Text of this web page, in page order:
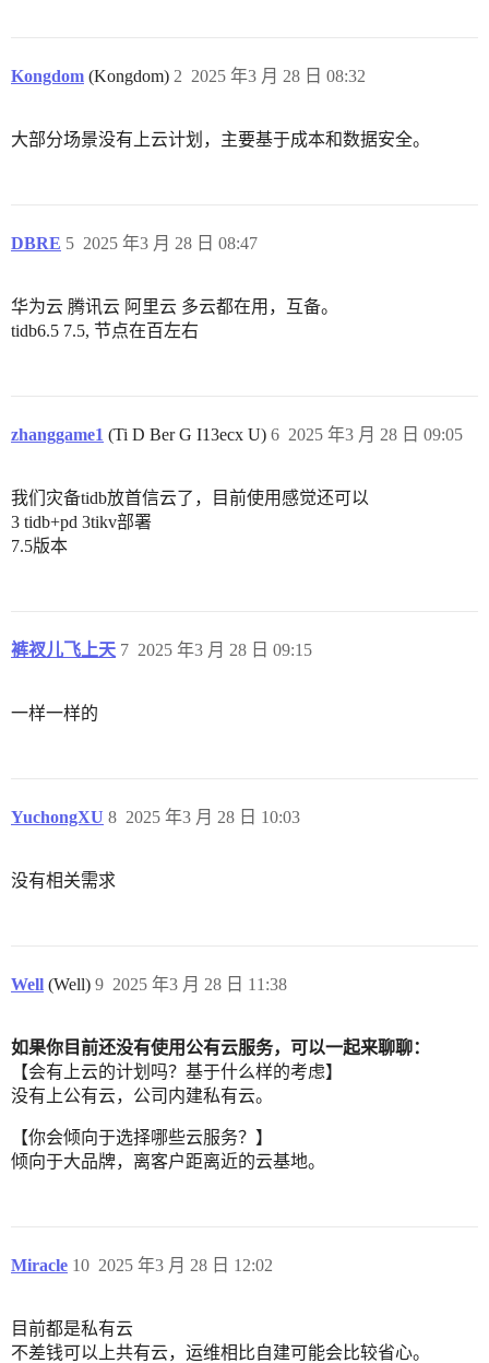
Kongdom (Kongdom) 2025 年3 月 28 日 08:32
2
大部分场景没有上云计划，主要基于成本和数据安全。
DBRE 2025 年3 月 28 日 08:47
5
华为云 腾讯云 阿里云 多云都在用，互备。
tidb6.5 7.5, 节点在百左右
zhanggame1 (Ti D Ber G I13ecx U) 2025 年3 月 28 日 09:05
6
我们灾备tidb放首信云了，目前使用感觉还可以
3 tidb+pd 3tikv部署
7.5版本
裤衩儿飞上天 2025 年3 月 28 日 09:15
7
一样一样的
YuchongXU 2025 年3 月 28 日 10:03
8
没有相关需求
Well (Well) 2025 年3 月 28 日 11:38
9
如果你目前还没有使用公有云服务，可以一起来聊聊：
【会有上云的计划吗？基于什么样的考虑】
没有上公有云，公司内建私有云。
【你会倾向于选择哪些云服务？】
倾向于大品牌，离客户距离近的云基地。
Miracle 2025 年3 月 28 日 12:02
10
目前都是私有云
不差钱可以上共有云，运维相比自建可能会比较省心。